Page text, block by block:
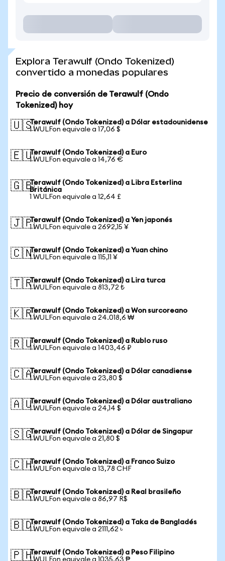
Explora Terawulf (Ondo Tokenized)
convertido a monedas populares
Precio de conversión de Terawulf (Ondo
Tokenized) hoy
🇺🇸Terawulf (Ondo Tokenized) a Dólar estadounidense
1 WULFon equivale a 17,06 $
🇪🇺Terawulf (Ondo Tokenized) a Euro
1 WULFon equivale a 14,76 €
🇬🇧Terawulf (Ondo Tokenized) a Libra Esterlina
Británica
1 WULFon equivale a 12,64 £
🇯🇵Terawulf (Ondo Tokenized) a Yen japonés
1 WULFon equivale a 2692,15 ¥
🇨🇳Terawulf (Ondo Tokenized) a Yuan chino
1 WULFon equivale a 115,11 ¥
🇹🇷Terawulf (Ondo Tokenized) a Lira turca
1 WULFon equivale a 813,72 ₺
🇰🇷Terawulf (Ondo Tokenized) a Won surcoreano
1 WULFon equivale a 24.018,6 ₩
🇷🇺Terawulf (Ondo Tokenized) a Rublo ruso
1 WULFon equivale a 1403,46 ₽
🇨🇦Terawulf (Ondo Tokenized) a Dólar canadiense
1 WULFon equivale a 23,80 $
🇦🇺Terawulf (Ondo Tokenized) a Dólar australiano
1 WULFon equivale a 24,14 $
🇸🇬Terawulf (Ondo Tokenized) a Dólar de Singapur
1 WULFon equivale a 21,80 $
🇨🇭Terawulf (Ondo Tokenized) a Franco Suizo
1 WULFon equivale a 13,78 CHF
🇧🇷Terawulf (Ondo Tokenized) a Real brasileño
1 WULFon equivale a 86,97 R$
🇧🇩Terawulf (Ondo Tokenized) a Taka de Bangladés
1 WULFon equivale a 2111,62 ৳
🇵🇭Terawulf (Ondo Tokenized) a Peso Filipino
1 WULFon equivale a 1035,63 ₱